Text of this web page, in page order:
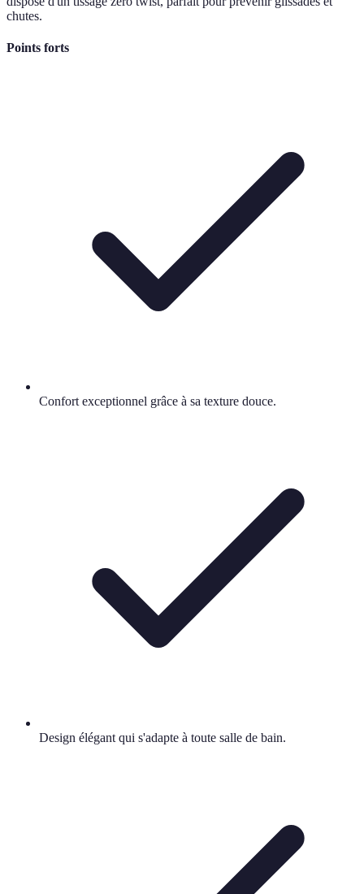
chutes.
Points forts
Confort exceptionnel grâce à sa texture douce.
Design élégant qui s'adapte à toute salle de bain.